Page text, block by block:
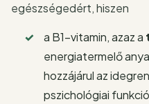
egészségedért, hiszen
a B1-vitamin, azaz a
energiatermelő
hozzájárul az
pszichológiai